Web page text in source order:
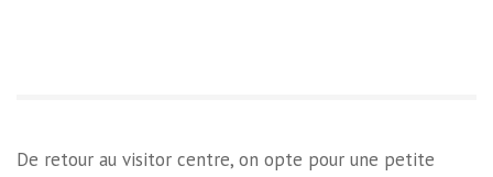
De retour au visitor centre, on opte pour une petite